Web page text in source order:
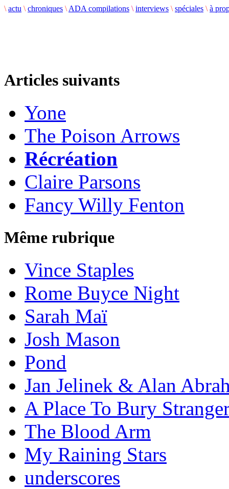
\ actu \ chroniques \ ADA compilations \ interviews \ spéciales \ à
Articles suivants
Yone
The Poison Arrows
Récréation
Claire Parsons
Fancy Willy Fenton
Même rubrique
Vince Staples
Rome Buyce Night
Sarah Maï
Josh Mason
Pond
Jan Jelinek & Alan
A Place To Bury
The Blood Arm
My Raining Stars
underscores